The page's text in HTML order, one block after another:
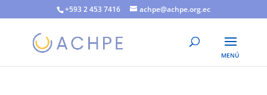
+593 2 453 7416 achpe@achpe.org.ec